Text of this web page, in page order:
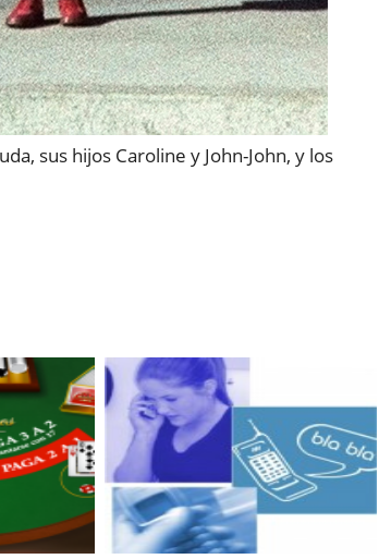
sus hijos Caroline y John-John, y los